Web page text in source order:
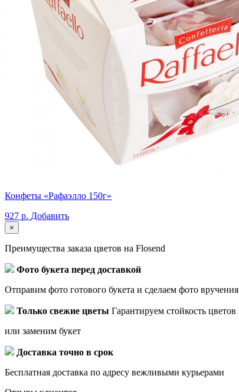
Конфеты «Рафаэлло 150г»
927 р. Добавить
×
Преимущества заказа цветов на Flosend
Фото букета перед доставкой
Отправим фото готового букета и сделаем фото вручения
Только свежие цветы Гарантируем стойкость цветов
или заменим букет
Доставка точно в срок
Бесплатная доставка по адресу вежливыми курьерами